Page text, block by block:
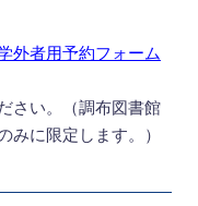
外者用予約フォーム
さい。（調布図書館
みに限定します。）